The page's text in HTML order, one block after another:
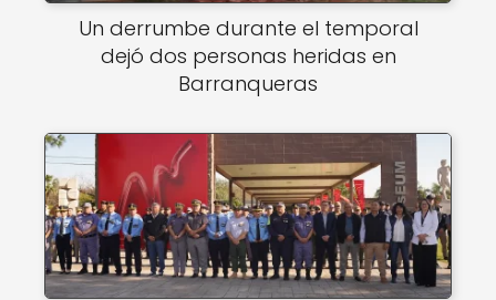
Un derrumbe durante el temporal
dejó dos personas heridas en
Barranqueras